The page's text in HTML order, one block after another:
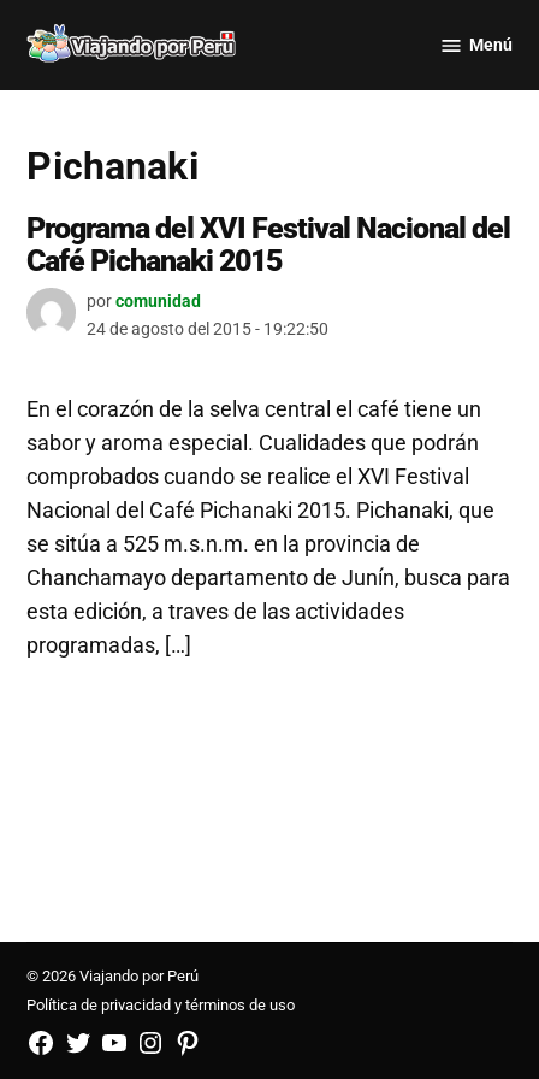
por Perú
Menú
Pichanaki
Programa del XVI Festival Nacional del
Café Pichanaki 2015
porcomunidad
24 de agosto del 2015 - 19:22:50
En el corazón de la selva central el café tiene un
sabor y aroma especial. Cualidades que podrán
comprobados cuando se realice el XVI Festival
Nacional del Café Pichanaki 2015. Pichanaki, que
se sitúa a 525 m.s.n.m. en la provincia de
Chanchamayo departamento de Junín, busca para
esta edición, a traves de las actividades
programadas, […]
© 2026 Viajando por Perú
Política de privacidad y términos de uso
FB
TW YouTubeInstagramPinterest